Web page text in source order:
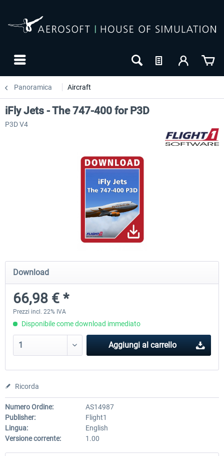
Panoramica Aircraft
A320 Family professional Bundle
81,97 € *
Aerosoft A320/A321
iFly Jets - The 747-400 for P3D
P3D V4
Download
66,98 € *
Prezzi incl. 22% IVA
Disponibile come download immediato
Aggiungi al carrello
Ricorda
Numero Ordine:
AS14987
Publisher:
Flight1
Lingua:
English
Versione corrente:
1.00